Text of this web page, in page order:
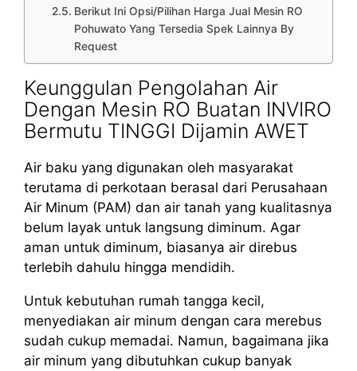
Berikut Ini Opsi/Pilihan Harga Jual Mesin RO
Pohuwato Yang Tersedia Spek Lainnya By
Request
Keunggulan Pengolahan Air
Dengan Mesin RO Buatan INVIRO
Bermutu TINGGI Dijamin AWET
Air baku yang digunakan oleh masyarakat
terutama di perkotaan berasal dari Perusahaan
Air Minum (PAM) dan air tanah yang kualitasnya
belum layak untuk langsung diminum. Agar
aman untuk diminum, biasanya air direbus
terlebih dahulu hingga mendidih.
Untuk kebutuhan rumah tangga kecil,
menyediakan air minum dengan cara merebus
sudah cukup memadai. Namun, bagaimana jika
air minum yang dibutuhkan cukup banyak